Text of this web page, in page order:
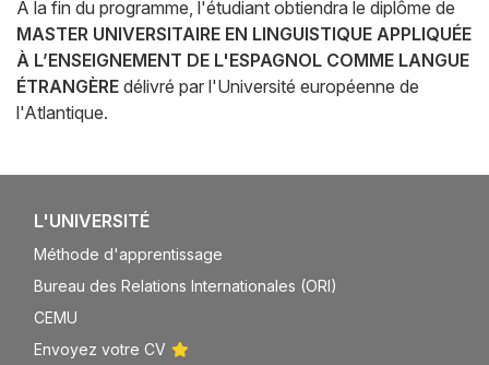
À la fin du programme, l'étudiant obtiendra le diplôme de
MASTER UNIVERSITAIRE EN LINGUISTIQUE APPLIQUÉE
À L’ENSEIGNEMENT DE L'ESPAGNOL COMME LANGUE
ÉTRANGÈRE délivré par l'Université européenne de
l'Atlantique.
L'UNIVERSITÉ
Méthode d'apprentissage
Bureau des Relations Internationales (ORI)
CEMU
Envoyez votre CV